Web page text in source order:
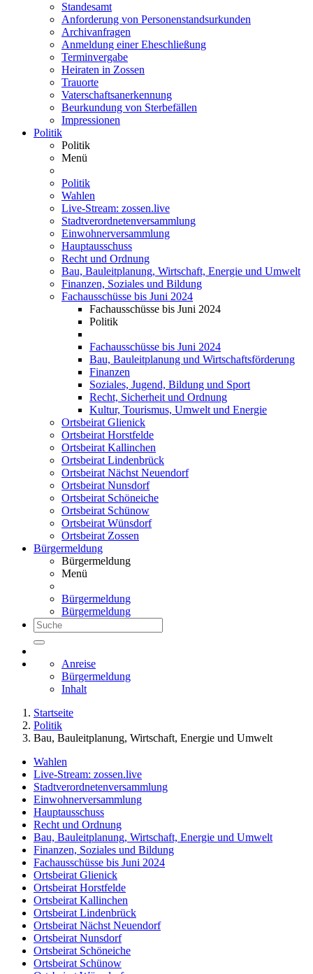
Standesamt
Anforderung von Personenstandsurkunden
Archivanfragen
Anmeldung einer Eheschließung
Terminvergabe
Heiraten in Zossen
Trauorte
Vaterschaftsanerkennung
Beurkundung von Sterbefällen
Impressionen
Politik
Politik
Menü
Politik
Wahlen
Live-Stream: zossen.live
Stadtverordnetenversammlung
Einwohnerversammlung
Hauptausschuss
Recht und Ordnung
Bau, Bauleitplanung, Wirtschaft, Energie und Umwelt
Finanzen, Soziales und Bildung
Fachausschüsse bis Juni 2024
Fachausschüsse bis Juni 2024
Politik
Fachausschüsse bis Juni 2024
Bau, Bauleitplanung und Wirtschaftsförderung
Finanzen
Soziales, Jugend, Bildung und Sport
Recht, Sicherheit und Ordnung
Kultur, Tourismus, Umwelt und Energie
Ortsbeirat Glienick
Ortsbeirat Horstfelde
Ortsbeirat Kallinchen
Ortsbeirat Lindenbrück
Ortsbeirat Nächst Neuendorf
Ortsbeirat Nunsdorf
Ortsbeirat Schöneiche
Ortsbeirat Schünow
Ortsbeirat Wünsdorf
Ortsbeirat Zossen
Bürgermeldung
Bürgermeldung
Menü
Bürgermeldung
Bürgermeldung
Anreise
Bürgermeldung
Inhalt
Startseite
Politik
Bau, Bauleitplanung, Wirtschaft, Energie und Umwelt
Wahlen
Live-Stream: zossen.live
Stadtverordnetenversammlung
Einwohnerversammlung
Hauptausschuss
Recht und Ordnung
Bau, Bauleitplanung, Wirtschaft, Energie und Umwelt
Finanzen, Soziales und Bildung
Fachausschüsse bis Juni 2024
Ortsbeirat Glienick
Ortsbeirat Horstfelde
Ortsbeirat Kallinchen
Ortsbeirat Lindenbrück
Ortsbeirat Nächst Neuendorf
Ortsbeirat Nunsdorf
Ortsbeirat Schöneiche
Ortsbeirat Schünow